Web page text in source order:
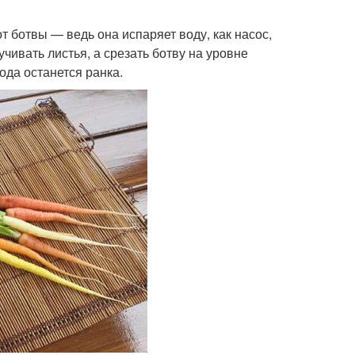
ботвы — ведь она испаряет воду, как насос,
листья, а срезать ботву на уровне
останется ранка.